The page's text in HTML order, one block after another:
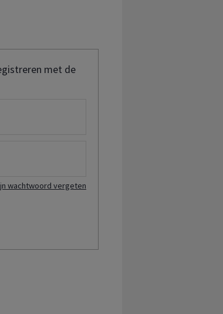
met de
wachtwoord vergeten